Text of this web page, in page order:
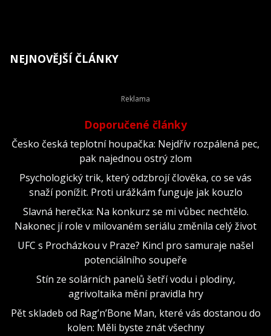
NEJNOVĚJŠÍ ČLÁNKY
Doporučené články
Česko česká teplotní houpačka: Nejdřív rozpálená pec,
pak najednou ostrý zlom
Psychologický trik, který odzbrojí člověka, co se vás
snaží ponížit. Proti urážkám funguje jak kouzlo
Slavná herečka: Na konkurz se mi vůbec nechtělo.
Nakonec jí role v milovaném seriálu změnila celý život
UFC s Procházkou v Praze? Kincl pro samuraje našel
potenciálního soupeře
Stín ze solárních panelů šetří vodu i plodiny,
agrivoltaika mění pravidla hry
Pět skladeb od Rag’n’Bone Man, které vás dostanou do
kolen: Měli byste znát všechny